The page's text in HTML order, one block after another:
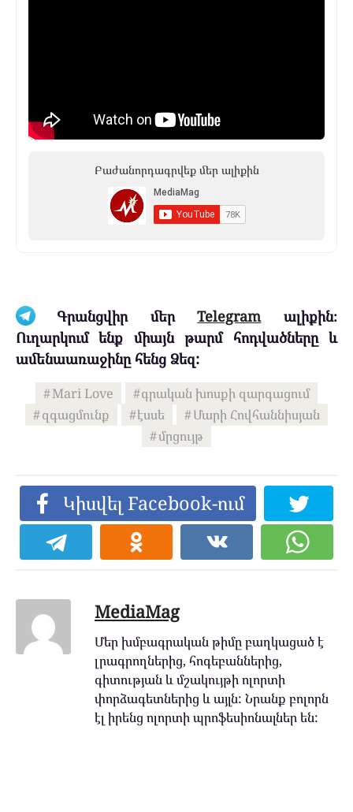
Բաժանորդագրվեք մեր ալիքին
Գրանցվիր մերTelegramալիքին։
Ուղարկում ենք միայն թարմ հոդվածները և
ամենաառաջինը հենց Ձեզ:
Mari Love
գրական խոսքի զարգացում
զգացմունք
էսսե
Մարի Հովհաննիսյան
մրցույթ
Կիսվել Facebook-ում
MediaMag
Մեր խմբագրական թիմը բաղկացած է
լրագրողներից, հոգեբաններից,
գիտության և մշակույթի ոլորտի
փորձագետներից և այլն: Նրանք բոլորն
էլ իրենց ոլորտի պրոֆեսիոնալներ են: